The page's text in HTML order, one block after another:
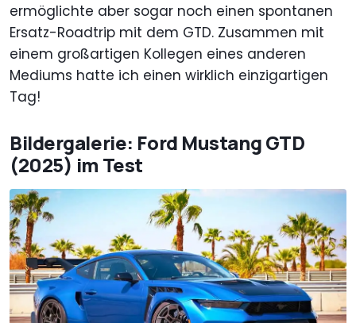
ermöglichte aber sogar noch einen spontanen
Ersatz-Roadtrip mit dem GTD. Zusammen mit
einem großartigen Kollegen eines anderen
Mediums hatte ich einen wirklich einzigartigen
Tag!
Bildergalerie: Ford Mustang GTD
(2025) im Test